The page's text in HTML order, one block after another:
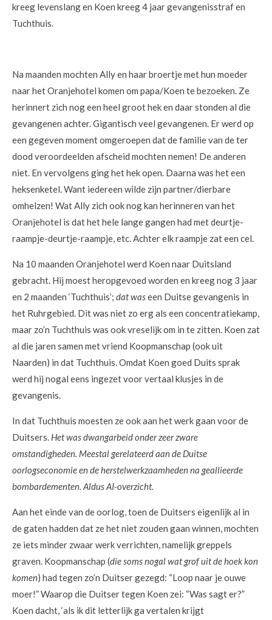
kreeg levenslang en Koen kreeg 4 jaar gevangenisstraf en
Tuchthuis.
Na maanden mochten Ally en haar broertje met hun moeder
naar het Oranjehotel komen om papa/Koen te bezoeken. Ze
herinnert zich nog een heel groot hek en daar stonden al die
gevangenen achter. Gigantisch veel gevangenen. Er werd op
een gegeven moment omgeroepen dat de familie van de ter
dood veroordeelden afscheid mochten nemen! De anderen
niet. En vervolgens ging het hek open. Daarna was het een
heksenketel. Want iedereen wilde zijn partner/dierbare
omhelzen! Wat Ally zich ook nog kan herinneren van het
Oranjehotel is dat het hele lange gangen had met deurtje-
raampje-deurtje-raampje, etc. Achter elk raampje zat een cel.
Na 10 maanden Oranjehotel werd Koen naar Duitsland
gebracht. Hij moest heropgevoed worden en kreeg nog 3 jaar
en 2 maanden ‘Tuchthuis’; dat waseen Duitse gevangenis in
het Ruhrgebied. Dit was niet zo erg als een concentratiekamp,
maar zo’n Tuchthuis was ook vreselijk om in te zitten. Koen zat
al die jaren samen met vriend Koopmanschap (ook uit
Naarden) in dat Tuchthuis. Omdat Koen goed Duits sprak
werd hij nogal eens ingezet voor vertaal klusjes in de
gevangenis.
In dat Tuchthuis moesten ze ook aan het werk gaan voor de
Duitsers. Het was dwangarbeid onder zeer zware
omstandigheden. Meestal gerelateerd aan de Duitse
oorlogseconomie en de herstelwerkzaamheden na geallieerde
bombardementen. Aldus AI-overzicht.
Aan het einde van de oorlog, toen de Duitsers eigenlijk al in
de gaten hadden dat ze het niet zouden gaan winnen, mochten
ze iets minder zwaar werk verrichten, namelijk greppels
graven. Koopmanschap (die soms nogal wat grof uit de hoek kon
komen) had tegen zo’n Duitser gezegd: “Loop naar je ouwe
moer!” Waarop die Duitser tegen Koen zei: “Was sagt er?”
Koen dacht, ‘als ik dit letterlijk ga vertalen krijgt